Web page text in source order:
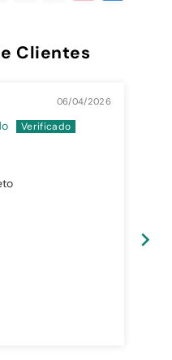
Clientes
06/04/2026